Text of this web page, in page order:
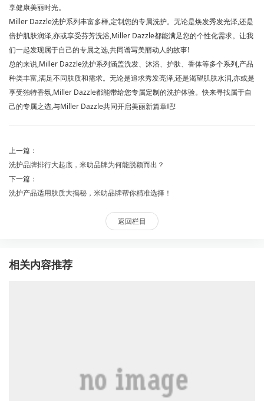
享健康美丽时光。
Miller Dazzle洗护系列丰富多样,定制您的专属洗护。无论是焕发秀发光泽,还是
倍护肌肤润泽,亦或享受芬芳洗浴,Miller Dazzle都能满足您的个性化需求。让我
们一起发现属于自己的专属之选,共同谱写美丽动人的故事!
总的来说,Miller Dazzle洗护系列涵盖洗发、沐浴、护肤、香体等多个系列,产品
种类丰富,满足不同肤质和需求。无论是追求秀发亮泽,还是渴望肌肤水润,亦或是
享受独特香氛,Miller Dazzle都能带给您专属定制的洗护体验。快来寻找属于自
己的专属之选,与Miller Dazzle共同开启美丽新篇章吧!
上一篇：
洗护品牌排行大起底，米叻品牌为何能脱颖而出？
下一篇：
洗护产品适用肤质大揭秘，米叻品牌帮你精准选择！
返回栏目
相关内容推荐